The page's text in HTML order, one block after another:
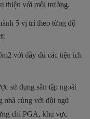
thiện với môi trường.
5 vị trí theo từng độ
với đầy đủ các tiện ích
sử dụng sân tập ngoài
nhà cùng với đội ngũ
chỉ PGA, khu vực